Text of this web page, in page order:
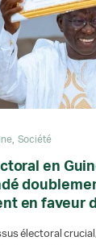
Société
en
en faveur
électoral